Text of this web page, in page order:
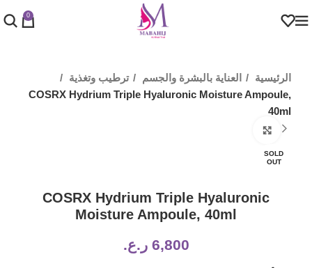
0
الرئيسية العناية بالبشرة والجسم
ترطيب وتغذية
COSRX Hydrium Triple Hyaluronic Moisture Ampoule,
40ml
SOLD
OUT
COSRX Hydrium Triple Hyaluronic
Moisture Ampoule, 40ml
6,800 ر.ع.